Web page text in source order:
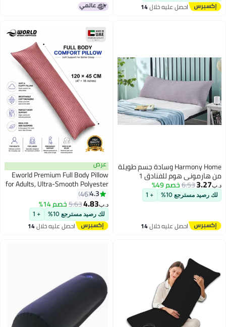
احصل عليه خلال14
10
Harmony Home وسادة جسم طويلة
من هارموني هوم للفنادق 1
جرام لكل متر مربع ميكروفايبر
بخطوط 1 سم سوبر ناعمة (رمادي
د.ب‏3.27
6.53خصم 49%
لك رصيد مسترجع 10% + 1
احصل عليه خلال14
11
عرض
Eworld Premium Full Body Pillow
for Adults, Ultra-Smooth Polyester
Fiber, Breathable & Ideal for Side
Sleepers, with Ultra-Soft Cotton
Cover, Available in Multiple Colors,
120x45 cm
4.3
46
د.ب‏4.83
5.63خصم 14%
لك رصيد مسترجع 10% + 1
احصل عليه خلال14